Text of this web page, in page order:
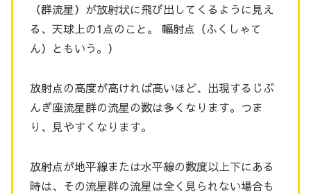
（群流星）が放射状に飛び出してくるように見え
る、天球上の1点のこと。 輻射点（ふくしゃて
ん）ともいう。）
放射点の高度が高ければ高いほど、出現するじぶ
んぎ座流星群の流星の数は多くなります。つま
り、見やすくなります。
放射点が地平線または水平線の数度以上下にある
時は、その流星群の流星は全く見られない場合も